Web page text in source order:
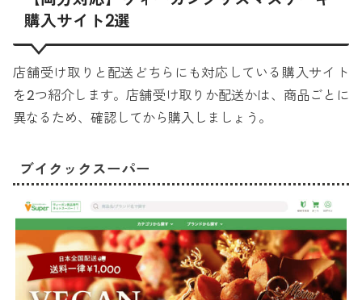
購入サイト2選
店舗受け取りと配送どちらにも対応している購入サイト
を2つ紹介します。店舗受け取りか配送かは、商品ごとに
異なるため、確認してから購入しましょう。
ブイクックスーパー